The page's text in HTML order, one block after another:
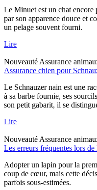
Le Minuet est un chat encore
par son apparence douce et
un pelage souvent fourni.
Lire
Nouveauté Assurance
Assurance chien pour
Le Schnauzer nain est une
à sa barbe fournie, ses
son petit gabarit, il se
Lire
Nouveauté Assurance
Les erreurs fréquentes lors
Adopter un lapin pour la
coup de cœur, mais cette
parfois sous-estimées.